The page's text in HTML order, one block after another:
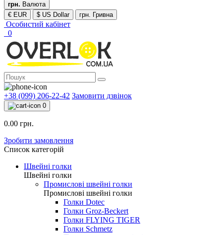
грн. Валюта
€ EUR
$ US Dollar грн. Гривна
Особистий кабінет
0
+38 (099) 206-22-42 Замовити дзвінок
0
0.00 грн.
Зробити замовлення
Список категорій
Швейні голки
Швейні голки
Промислові швейні голки
Промислові швейні голки
Голки Dotec
Голки Groz-Beckert
Голки FLYING TIGER
Голки Schmetz